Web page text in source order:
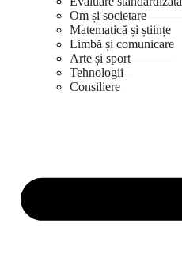
Om și societare
Matematică și științe
Limbă și comunicare
Arte și sport
Tehnologii
Consiliere